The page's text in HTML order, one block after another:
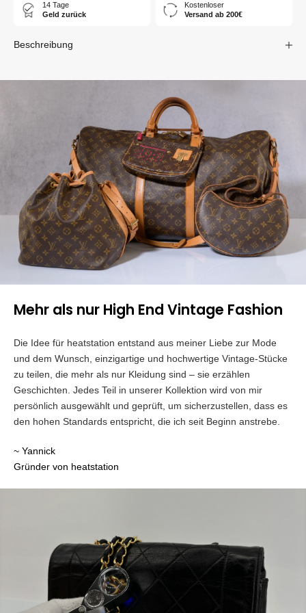
14 Tage
Geld zurück
Kostenloser
Versand ab 200€
Beschreibung
Mehr als nur High End Vintage Fashion
Die Idee für heatstation entstand aus meiner Liebe zur Mode
und dem Wunsch, einzigartige und hochwertige Vintage-Stücke
zu teilen, die mehr als nur Kleidung sind – sie erzählen
Geschichten. Jedes Teil in unserer Kollektion wird von mir
persönlich ausgewählt und geprüft, um sicherzustellen, dass es
den hohen Standards entspricht, die ich seit Beginn anstrebe.
~ Yannick
Gründer von heatstation